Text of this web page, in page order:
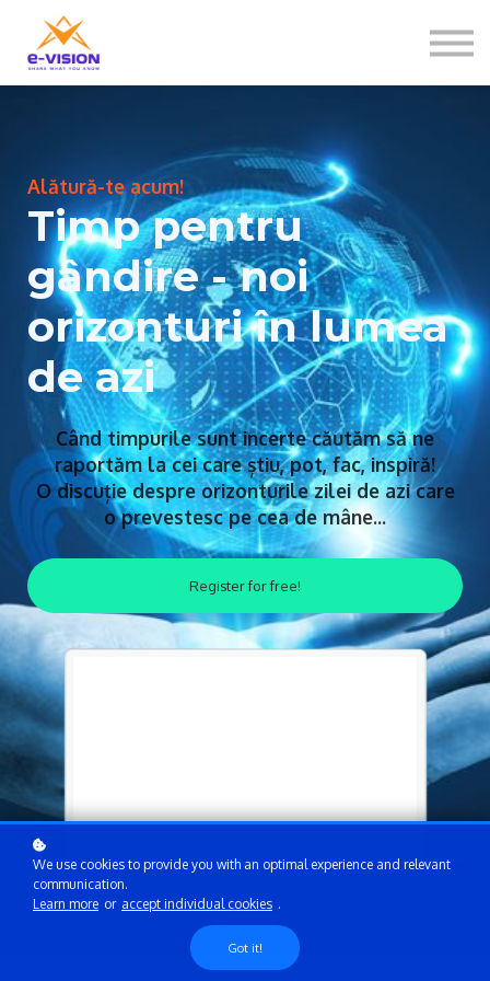
Sign in
Alătură-te acum!
Timp pentru
gândire - noi
orizonturi în lumea
de azi
Când timpurile sunt incerte căutăm să ne
raportăm la cei care știu, pot, fac, inspiră!
O discuție despre orizonturile zilei de azi care
o prevestesc pe cea de mâne...
Register for free!
We use cookies to provide you with an optimal experience and relevant
communication.
Learn more or accept individual cookies .
Got it!